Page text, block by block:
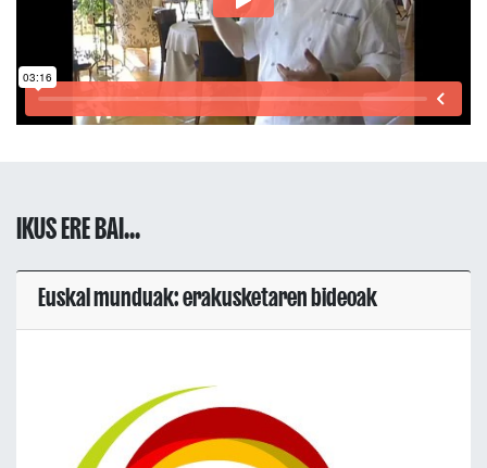
IKUS ERE BAI...
Euskal munduak: erakusketaren bideoak